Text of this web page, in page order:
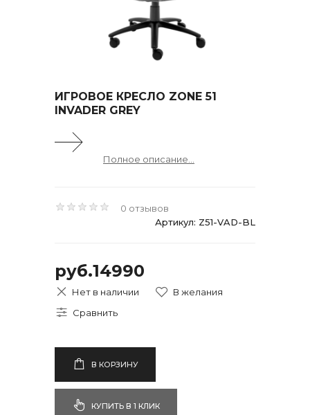
ИГРОВОЕ КРЕСЛО ZONE 51
INVADER GREY
Полное описание...
0 отзывов
Артикул: Z51-VAD-BL
руб.14990
Нет в наличии
В КОРЗИНУ
КУПИТЬ В 1 КЛИК